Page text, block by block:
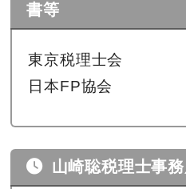
書等
東京税理士会
日本FP協会
山崎聡税理士事